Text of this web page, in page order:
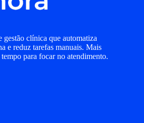
gestão clínica que automatiza
e reduz tarefas manuais. Mais
para focar no atendimento.